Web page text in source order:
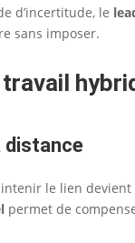
d’incertitude, le
sans imposer.
distance
le lien
permet de